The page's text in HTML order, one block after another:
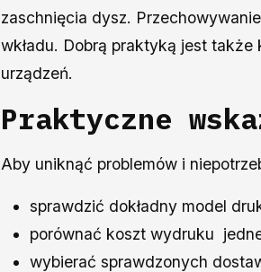
zaschnięcia dysz.
wkładu. Dobrą praktyką jest
urządzeń.
Praktyczne
Aby uniknąć problemów i
sprawdzić dokładny model
porównać koszt wydruku
wybierać sprawdzonych